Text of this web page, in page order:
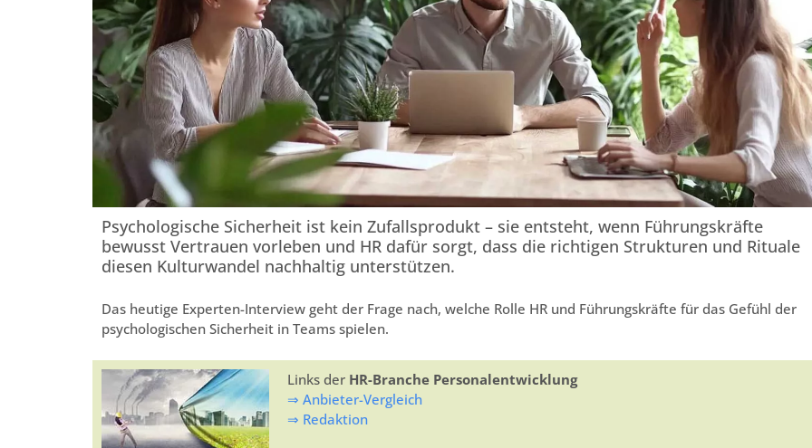
Psychologische Sicherheit ist kein Zufallsprodukt – sie entsteht, wenn Führungskräfte
bewusst Vertrauen vorleben und HR dafür sorgt, dass die richtigen Strukturen und Rituale
diesen Kulturwandel nachhaltig unterstützen.
Das heutige Experten-Interview geht der Frage nach, welche Rolle HR und Führungskräfte für das Gefühl der
psychologischen Sicherheit in Teams spielen.
Links der HR-Branche Personalentwicklung
⇒ Anbieter-Vergleich
⇒ Redaktion